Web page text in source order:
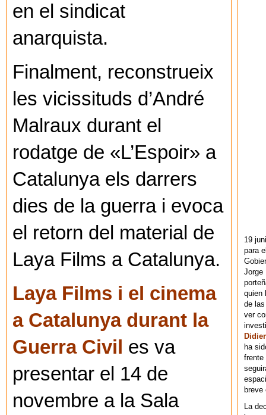
en el sindicat
anarquista.
Finalment, reconstrueix
les vicissituds d’André
Malraux durant el
rodatge de «L’Espoir» a
Catalunya els darrers
dies de la guerra i evoca
el retorn del material de
Laya Films a Catalunya.
Laya Films i el cinema
a Catalunya durant la
Guerra Civil es va
presentar el 14 de
novembre a la Sala
19
para
Jorge
quien
de
ver
Didier
ha
frente
breve
La